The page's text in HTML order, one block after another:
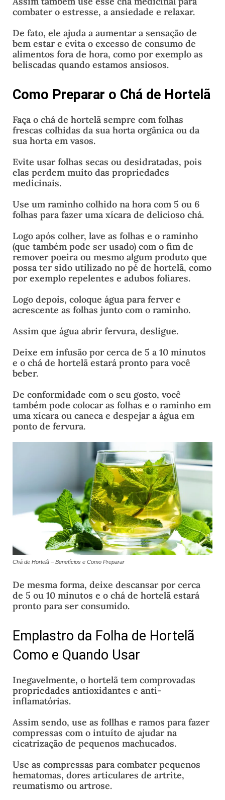
combater o estresse, a ansiedade e relaxar.
De fato, ele ajuda a aumentar a sensação de
bem estar e evita o excesso de consumo de
alimentos fora de hora, como por exemplo as
beliscadas quando estamos ansiosos.
Como Preparar o Chá de Hortelã
Faça o chá de hortelã sempre com folhas
frescas colhidas da sua horta orgânica ou da
sua horta em vasos.
Evite usar folhas secas ou desidratadas, pois
elas perdem muito das propriedades
medicinais.
Use um raminho colhido na hora com 5 ou 6
folhas para fazer uma xícara de delicioso chá.
Logo após colher, lave as folhas e o raminho
(que também pode ser usado) com o fim de
remover poeira ou mesmo algum produto que
possa ter sido utilizado no pé de hortelã, como
por exemplo repelentes e adubos foliares.
Logo depois, coloque água para ferver e
acrescente as folhas junto com o raminho.
Assim que água abrir fervura, desligue.
Deixe em infusão por cerca de 5 a 10 minutos
e o chá de hortelã estará pronto para você
beber.
De conformidade com o seu gosto, você
também pode colocar as folhas e o raminho em
uma xícara ou caneca e despejar a água em
ponto de fervura.
Chá de Hortelã – Benefícios e Como Preparar
De mesma forma, deixe descansar por cerca
de 5 ou 10 minutos e o chá de hortelã estará
pronto para ser consumido.
Emplastro da Folha de Hortelã
Como e Quando Usar
Inegavelmente, o hortelã tem comprovadas
propriedades antioxidantes e anti-
inflamatórias.
Assim sendo, use as follhas e ramos para fazer
compressas com o intuíto de ajudar na
cicatrização de pequenos machucados.
Use as compressas para combater pequenos
hematomas, dores articulares de artrite,
reumatismo ou artrose.